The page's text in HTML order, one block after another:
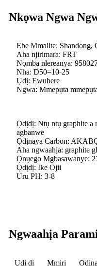
Nkọwa Ngwa
Ebe Mmalite: Shandong,
Aha njirimara: FRT
Nọmba nlereanya:
Nha: D50=10-25
Ụdị: Ewubere
Ngwa: Mmepụta
Ọdịdị: Ntụ ntụ graphite a
agbanwe
Ọdịnaya Carbon:
Aha ngwaahịa: graphite
Ọnụego Mgbasawanye:
Ọdịdị: Ike Ojii
Uru PH: 3-8
Ngwaahịa
Ụdị dị Mmiri